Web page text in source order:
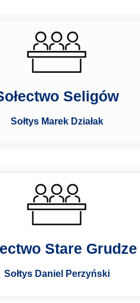
Seligów
Sołtys Marek Działak
Stare Grudze
Sołtys Daniel Perzyński